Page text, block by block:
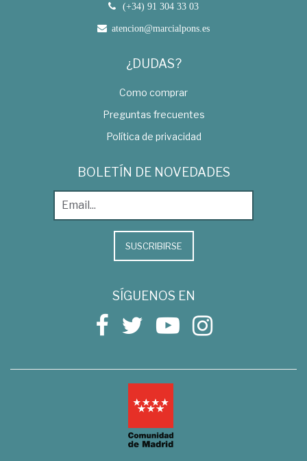
(+34) 91 304 33 03
atencion@marcialpons.es
¿DUDAS?
Como comprar
Preguntas frecuentes
Política de privacidad
BOLETÍN DE NOVEDADES
SUSCRIBIRSE
SÍGUENOS EN